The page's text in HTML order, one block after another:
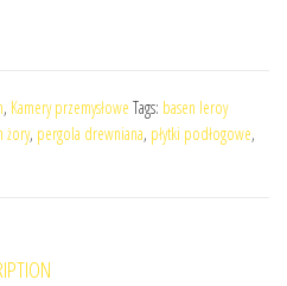
, Kamery przemysłowe Tags: basen leroy
żory, pergola drewniana, płytki podłogowe,